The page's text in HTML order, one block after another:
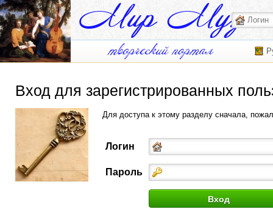
Вход для зарегистрированных
Для доступа к этому разделу сначала,
Логин
Пароль